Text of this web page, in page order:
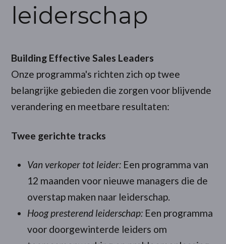
leiderschap
Building Effective Sales Leaders
Onze programma's richten zich op twee
belangrijke gebieden die zorgen voor blijvende
verandering en meetbare resultaten:
Twee gerichte tracks
Van verkoper tot leider: Een programma van
12 maanden voor nieuwe managers die de
overstap maken naar leiderschap.
Hoog presterend leiderschap: Een programma
voor doorgewinterde leiders om